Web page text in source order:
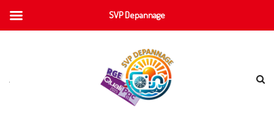
SVP Depannage